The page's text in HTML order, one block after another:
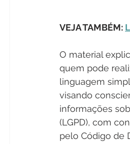
VEJA TAMBÉM:
O material
quem pode
linguagem
visando
informações
(LGPD), com
pelo Código de